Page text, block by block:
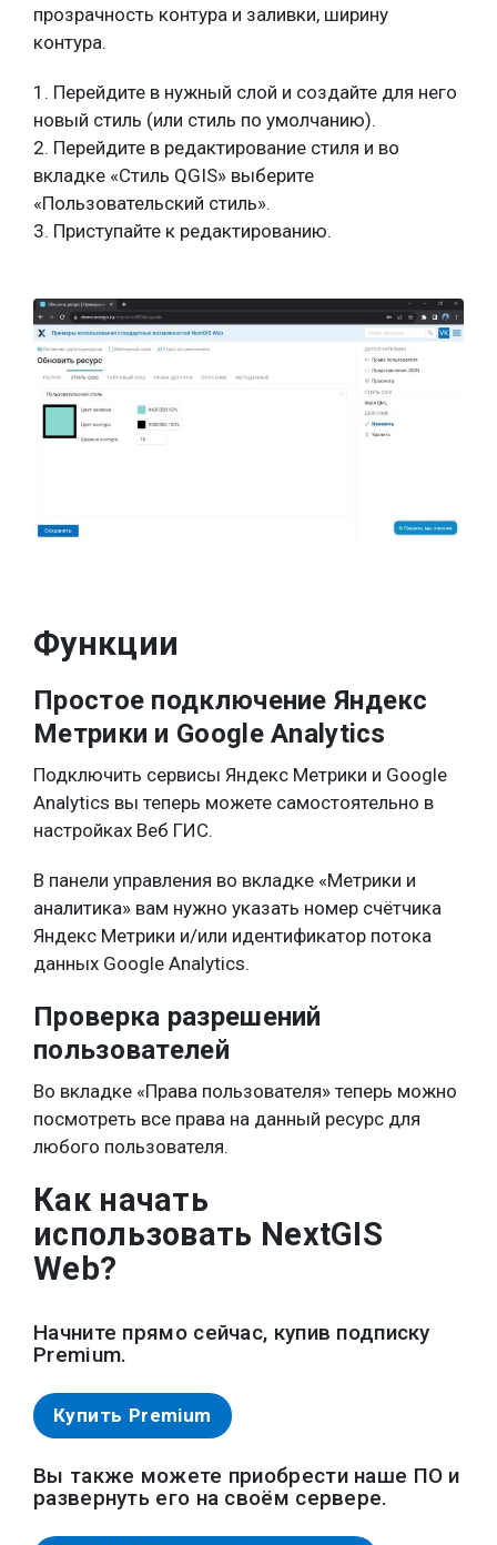
прозрачность контура и заливки, ширину
контура.
1. Перейдите в нужный слой и создайте для него
новый стиль (или стиль по умолчанию).
2. Перейдите в редактирование стиля и во
вкладке «Стиль QGIS» выберите
«Пользовательский стиль».
3. Приступайте к редактированию.
Функции
Простое подключение Яндекс
Метрики и Google Analytics
Подключить сервисы Яндекс Метрики и Google
Analytics вы теперь можете самостоятельно в
настройках Веб ГИС.
В панели управления во вкладке «Метрики и
аналитика» вам нужно указать номер счётчика
Яндекс Метрики и/или идентификатор потока
данных Google Analytics.
Проверка разрешений
пользователей
Во вкладке «Права пользователя» теперь можно
посмотреть все права на данный ресурс для
любого пользователя.
Как начать
использовать NextGIS
Web?
Начните прямо сейчас, купив подписку
Premium.
Купить Premium
Вы также можете приобрести наше ПО и
развернуть его на своём сервере.